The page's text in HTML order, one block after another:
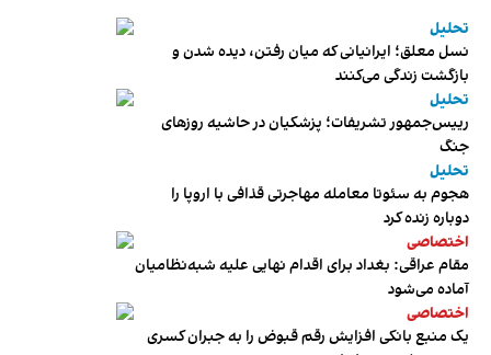
تحلیل
نسل معلق؛ ایرانیانی که میان رفتن، دیده شدن و
بازگشت زندگی می‌کنند
تحلیل
رییس‌جمهور تشریفات؛ پزشکیان در حاشیه روزهای
جنگ
تحلیل
هجوم به سئوتا معامله مهاجرتی قذافی با اروپا را
دوباره زنده کرد
اختصاصی
مقام عراقی: بغداد برای اقدام نهایی علیه شبه‌نظامیان
آماده می‌شود
اختصاصی
یک منبع بانکی افزایش رقم قبوض را به جبران کسری